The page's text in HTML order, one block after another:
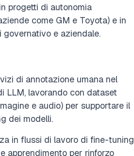
progetti di autonomia
come GM e Toyota) e in
governativo e aziendale.
di annotazione umana nel
LLM, lavorando con dataset
e audio) per supportare il
dei modelli.
in flussi di lavoro di fine-tuning
apprendimento per rinforzo